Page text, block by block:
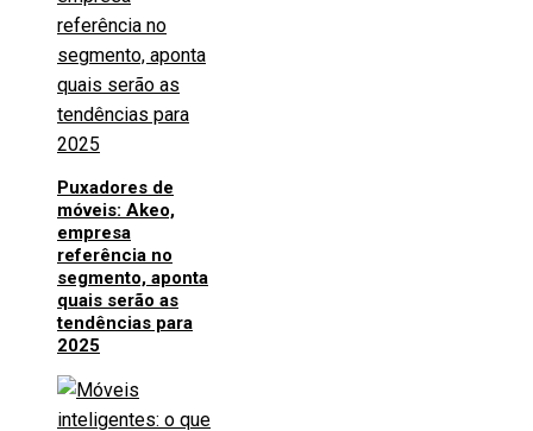
Puxadores de
móveis: Akeo,
empresa
referência no
segmento, aponta
quais serão as
tendências para
2025